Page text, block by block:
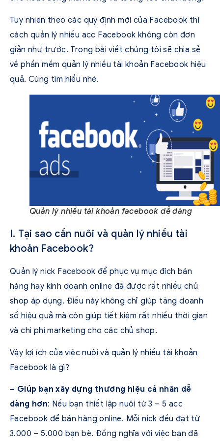
Tuy nhiên theo các quy định mới của Facebook thì
cách quản lý nhiều acc Facebook không còn đơn
giản như trước. Trong bài viết chúng tôi sẽ chia sẻ
về phần mềm quản lý nhiều tài khoản Facebook hiệu
quả. Cùng tìm hiểu nhé.
Quản lý nhiều tài khoản facebook dễ dàng
I. Tại sao cần nuôi và quản lý nhiều tài
khoản Facebook?
Quản lý nick Facebook để phục vụ mục đích bán
hàng hay kinh doanh online đã được rất nhiều chủ
shop áp dụng. Điều này không chỉ giúp tăng doanh
số hiệu quả mà còn giúp tiết kiệm rất nhiều thời gian
và chi phí marketing cho các chủ shop.
Vậy lợi ích của việc nuôi và quản lý nhiều tài khoản
Facebook là gì?
– Giúp bạn xây dựng thương hiệu cá nhân dễ
dàng hơn: Nếu bạn thiết lập nuôi từ 3 – 5 acc
Facebook để bán hàng online. Mỗi nick đều đạt từ
3.000 – 5.000 bạn bè. Đồng nghĩa với việc bạn đã